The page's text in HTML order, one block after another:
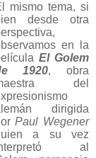
mismo tema, si
desde otra
en la
El Golem
1920, obra
del
dirigida
Paul Wegener
a su vez
al